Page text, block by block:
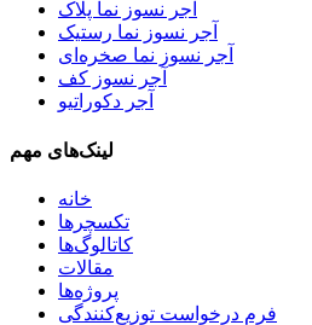
آجر نسوز نما پلاک
آجر نسوز نما رستیک
آجر نسوز نما صخره‌ای
آجر نسوز کف
آجر دکوراتیو
لینک‌های مهم
خانه
تکسچرها
کاتالوگ‌ها
مقالات
پروژه‌ها
فرم درخواست توزیع‌کنندگی